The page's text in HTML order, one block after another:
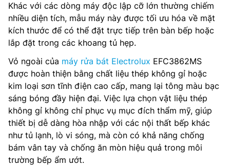
Khác với các dòng máy độc lập cỡ lớn thường chiếm
nhiều diện tích, mẫu máy này được tối ưu hóa về mặt
kích thước để có thể đặt trực tiếp trên bàn bếp hoặc
lắp đặt trong các khoang tủ hẹp.
Vỏ ngoài của máy rửa bát Electrolux EFC3862MS
được hoàn thiện bằng chất liệu thép không gỉ hoặc
kim loại sơn tĩnh điện cao cấp, mang lại tông màu bạc
sáng bóng đầy hiện đại. Việc lựa chọn vật liệu thép
không gỉ không chỉ phục vụ mục đích thẩm mỹ, giúp
thiết bị dễ dàng hòa nhập với các nội thất bếp khác
như tủ lạnh, lò vi sóng, mà còn có khả năng chống
bám vân tay và chống ăn mòn hiệu quả trong môi
trường bếp ẩm ướt.